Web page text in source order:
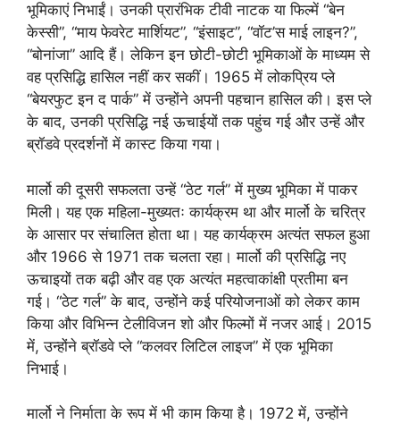
भूमिकाएं निभाईं। उनकी प्रारंभिक टीवी नाटक या फिल्में “बेन
केस्सी”, “माय फेवरेट मार्शियट”, “इंसाइट”, “वॉट’स माई लाइन?”,
“बोनांजा” आदि हैं। लेकिन इन छोटी-छोटी भूमिकाओं के माध्यम से
वह प्रसिद्धि हासिल नहीं कर सकीं। 1965 में लोकप्रिय प्ले
“बेयरफुट इन द पार्क” में उन्होंने अपनी पहचान हासिल की। इस प्ले
के बाद, उनकी प्रसिद्धि नई ऊचाईयों तक पहुंच गई और उन्हें और
ब्रॉडवे प्रदर्शनों में कास्ट किया गया।
मार्लो की दूसरी सफलता उन्हें “ठेट गर्ल” में मुख्य भूमिका में पाकर
मिली। यह एक महिला-मुख्यतः कार्यक्रम था और मार्लो के चरित्र
के आसार पर संचालित होता था। यह कार्यक्रम अत्यंत सफल हुआ
और 1966 से 1971 तक चलता रहा। मार्लो की प्रसिद्धि नए
ऊचाइयों तक बढ़ी और वह एक अत्यंत महत्वाकांक्षी प्रतीमा बन
गई। “ठेट गर्ल” के बाद, उन्होंने कई परियोजनाओं को लेकर काम
किया और विभिन्न टेलीविजन शो और फिल्मों में नजर आई। 2015
में, उन्होंने ब्रॉडवे प्ले “कलवर लिटिल लाइज” में एक भूमिका
निभाई।
मार्लो ने निर्माता के रूप में भी काम किया है। 1972 में, उन्होंने